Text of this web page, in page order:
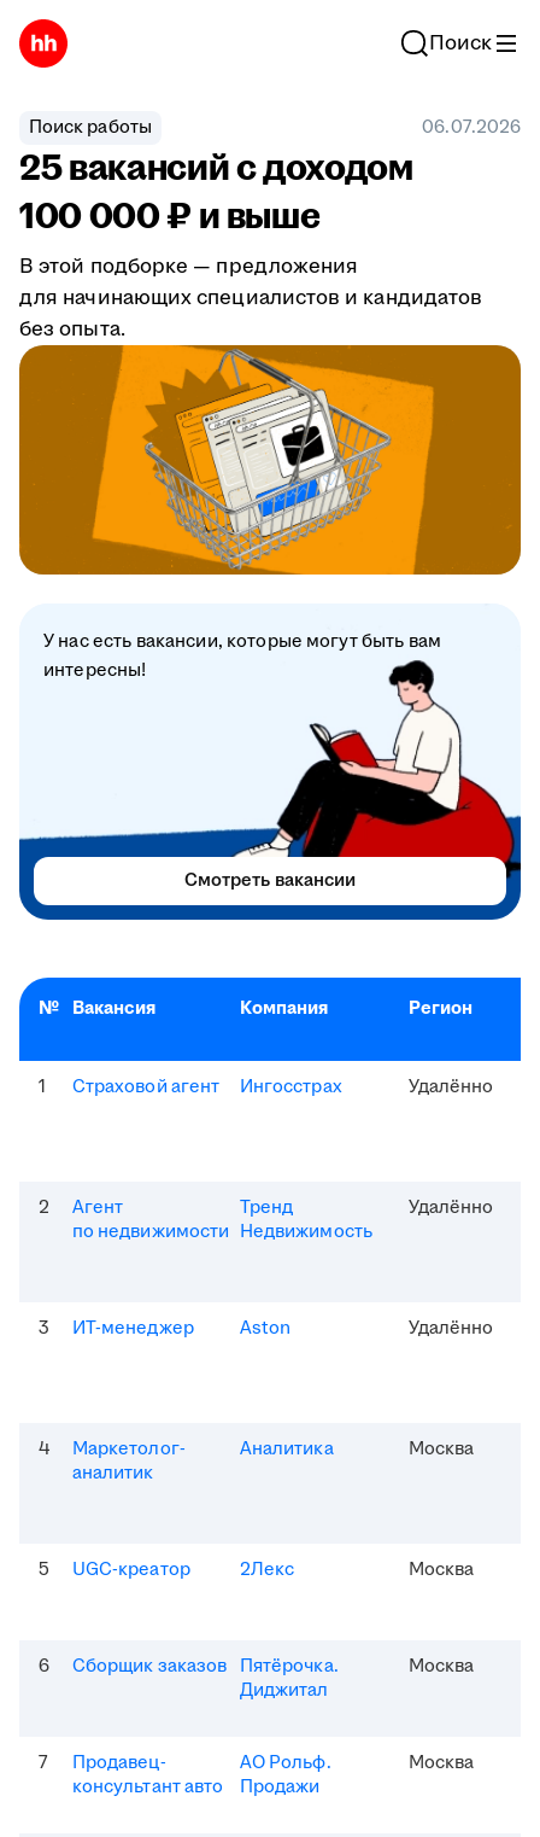
Поиск
Поиск работы 06.07.2026
25 вакансий с доходом
100 000 ₽ и выше
В этой подборке — предложения
для начинающих специалистов и кандидатов
без опыта.
№ Вакансия Компания Регион
1 Страховой агент Ингосстрах Удалённо
2
Агент
по недвижимости
Тренд
Недвижимость
Удалённо
3 ИТ-менеджер Aston Удалённо
4
Маркетолог-
аналитик
Аналитика Москва
5 UGC-креатор 2Лекс Москва
6 Сборщик заказов Пятёрочка.
Диджитал
Москва
7
Продавец-
консультант авто
АО Рольф.
Продажи
Москва
У нас есть вакансии, которые могут быть вам
интересны!
Смотреть вакансии